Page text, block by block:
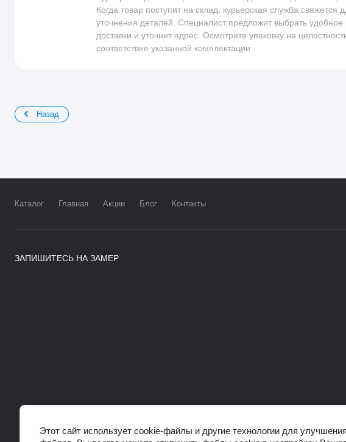
Когда товар поступит на склад, курьерская служба свяжется
уточнения деталей. Специалист предложит выбрать удобное
доставки и уточнит адрес. Осмотрите упаковку на
соответствие указанной комплектации.
Назад
Каталог Главная Акции Блог Контакты
ЗАПИШИТЕСЬ НА ЗАМЕР
Этот сайт использует cookie-файлы и другие технологии для